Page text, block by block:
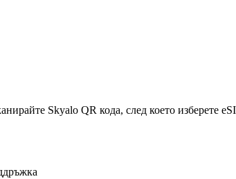
Skyalo QR кода, след което изберете